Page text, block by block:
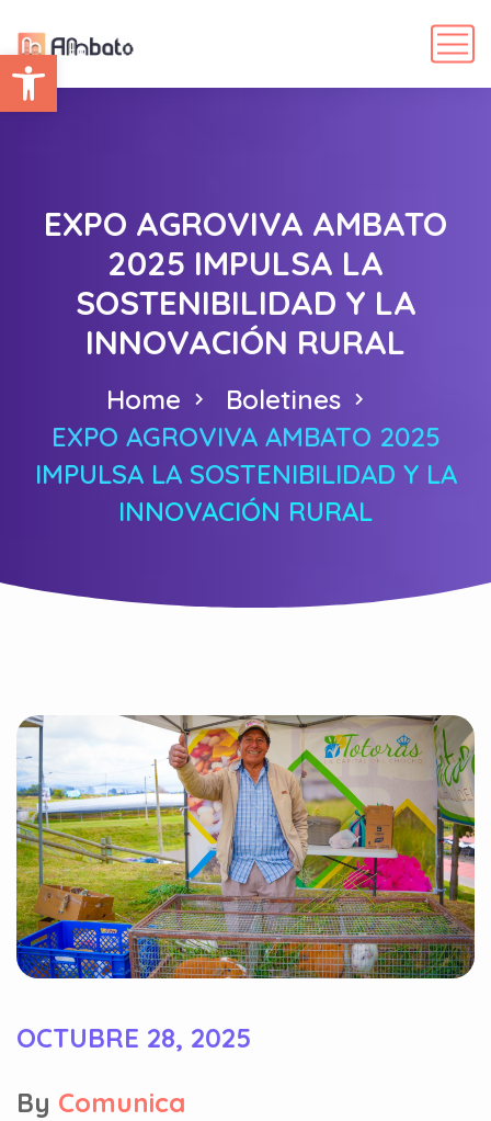
Abrir barra de herramientas
EXPO AGROVIVA AMBATO
2025 IMPULSA LA
SOSTENIBILIDAD Y LA
INNOVACIÓN RURAL
Home
Boletines
EXPO AGROVIVA AMBATO 2025
IMPULSA LA SOSTENIBILIDAD Y LA
INNOVACIÓN RURAL
OCTUBRE 28, 2025
By Comunica